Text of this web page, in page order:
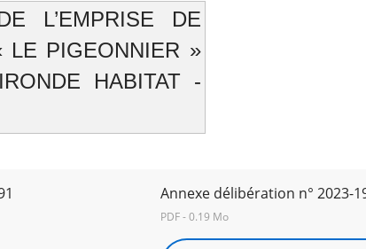
L’EMPRISE DE
LE PIGEONNIER »
HABITAT -
Annexe délibération n° 2023-
PDF - 0.19 Mo